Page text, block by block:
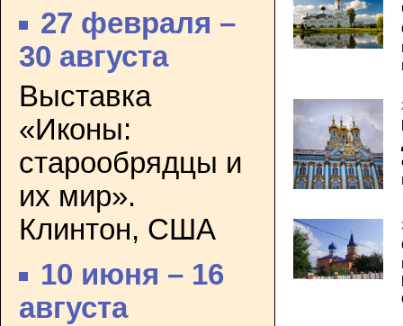
27 февраля –
30 августа
Выставка
«Иконы:
старообрядцы и
их мир».
Клинтон, США
10 июня – 16
августа